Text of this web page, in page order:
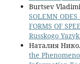
Burtsev
SOLEMN ODES
FORMS OF
Russkogo
Наталия
the